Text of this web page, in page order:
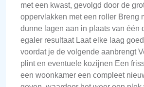
met een kwast, gevolgd door de
oppervlakken met een roller Breng
dunne lagen aan in plaats van één
egaler resultaat Laat elke laag
voordat je de volgende aanbrengt
plint en eventuele kozijnen Een
een woonkamer een compleet